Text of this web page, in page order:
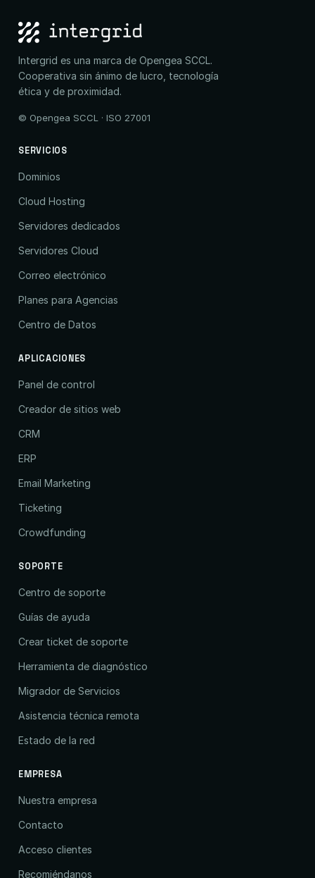
Intergrid es una marca de Opengea SCCL.
Cooperativa sin ánimo de lucro, tecnología
ética y de proximidad.
© Opengea SCCL · ISO 27001
SERVICIOS
Dominios
Cloud Hosting
Servidores dedicados
Servidores Cloud
Correo electrónico
Planes para Agencias
Centro de Datos
APLICACIONES
Panel de control
Creador de sitios web
CRM
ERP
Email Marketing
Ticketing
Crowdfunding
SOPORTE
Centro de soporte
Guías de ayuda
Crear ticket de soporte
Herramienta de diagnóstico
Migrador de Servicios
Asistencia técnica remota
Estado de la red
EMPRESA
Nuestra empresa
Contacto
Acceso clientes
Recomiéndanos